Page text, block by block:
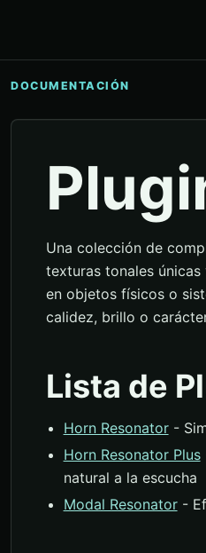
DOCUMENTACIÓN
Una colección de
texturas tonales
en objetos físicos o
calidez, brillo o
Lista de
Horn Resonator-
Horn Resonator Plus
natural a la escucha
Modal Resonator-